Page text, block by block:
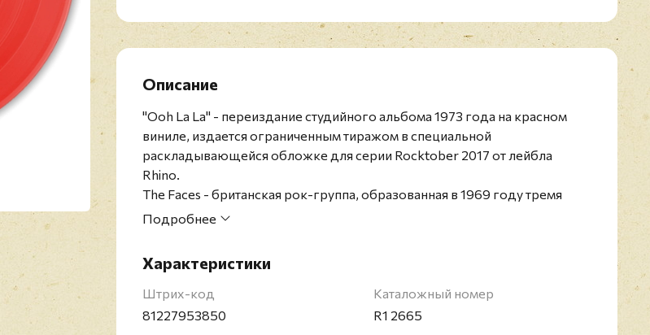
Описание
"Ooh La La" - переиздание студийного альбома 1973 года на красном
виниле, издается ограниченным тиражом в специальной
раскладывающейся обложке для серии Rocktober 2017 от лейбла
Rhino.
The Faces - британская рок-группа, образованная в 1969 году тремя
участниками The Small Faces (Ронни Лейном, Кенни Джонсом, Иэном
Подробнее
Характеристики
Штрих-код
81227953850
Каталожный номер
R1 2665